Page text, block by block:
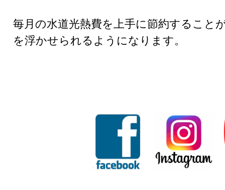
毎月の水道光熱費を上手に節約すること
を浮かせられるようになります。